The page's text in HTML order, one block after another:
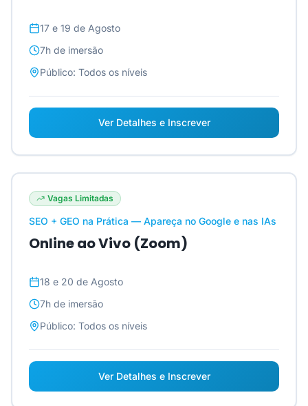
17 e 19 de Agosto
7h de imersão
Público: Todos os níveis
Ver Detalhes e Inscrever
Vagas Limitadas
SEO + GEO na Prática — Apareça no Google e nas IAs
Online ao Vivo (Zoom)
18 e 20 de Agosto
7h de imersão
Público: Todos os níveis
Ver Detalhes e Inscrever